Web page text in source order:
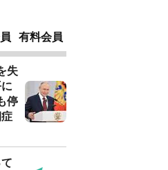
有料会員
失
停